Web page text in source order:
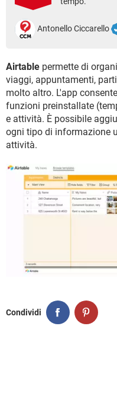
TIKTOK
HARDWARE
Antonello Ciccarello
Airtable permette di
viaggi, appuntamenti,
molto altro. L'app
funzioni preinstallate
e attività. È possibile
ogni tipo di informazione
attività.
Condividi